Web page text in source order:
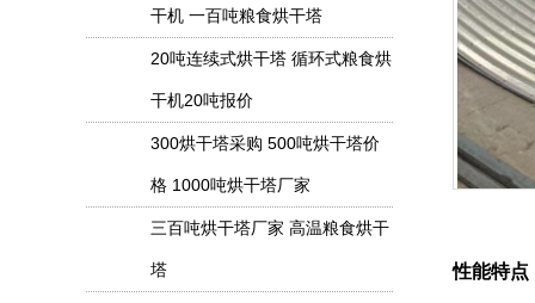
干机 一百吨粮食烘干塔
20吨连续式烘干塔 循环式粮食烘
干机20吨报价
300烘干塔采购 500吨烘干塔价
格 1000吨烘干塔厂家
三百吨烘干塔厂家 高温粮食烘干
塔 性能特点